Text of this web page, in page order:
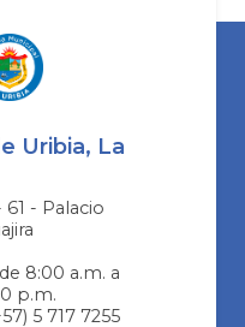
Uribia, La
61 - Palacio
8:00 a.m. a
p.m.
5 717 7255